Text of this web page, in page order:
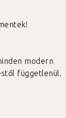
modern
függetlenül.